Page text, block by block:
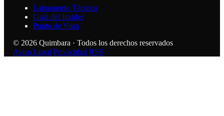
Laboratorio Técnico
Guía del Insider
Punto de Vista
© 2026 Quimbara · Todos los derechos reservados
Aviso Legal Privacidad RSS